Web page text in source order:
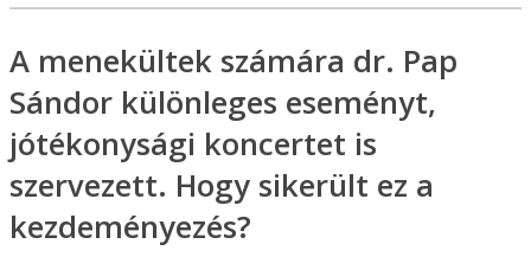
A menekültek számára dr. Pap
Sándor különleges eseményt,
jótékonysági koncertet is
szervezett. Hogy sikerült ez a
kezdeményezés?